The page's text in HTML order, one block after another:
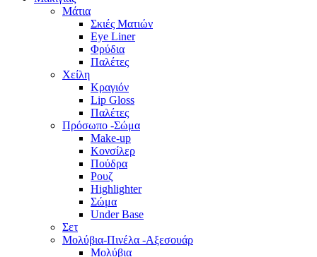
Μάτια
Σκιές Ματιών
Eye Liner
Φρύδια
Παλέτες
Χείλη
Κραγιόν
Lip Gloss
Παλέτες
Πρόσωπο -Σώμα
Make-up
Κονσίλερ
Πούδρα
Ρουζ
Highlighter
Σώμα
Under Base
Σετ
Μολύβια-Πινέλα -Αξεσουάρ
Μολύβια